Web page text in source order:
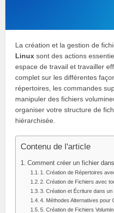
La création et la gestion de
Linux sont des actions
espace de travail et travailler
complet sur les différentes
répertoires, les commandes
manipuler des fichiers
organiser votre structure de
hiérarchisée.
Contenu de l'article
Comment créer un fichier
1. Création de Répertoires
2. Création de Fichiers avec
3. Création et Écriture dans
4. Méthodes Alternatives pour
5. Création de Fichiers